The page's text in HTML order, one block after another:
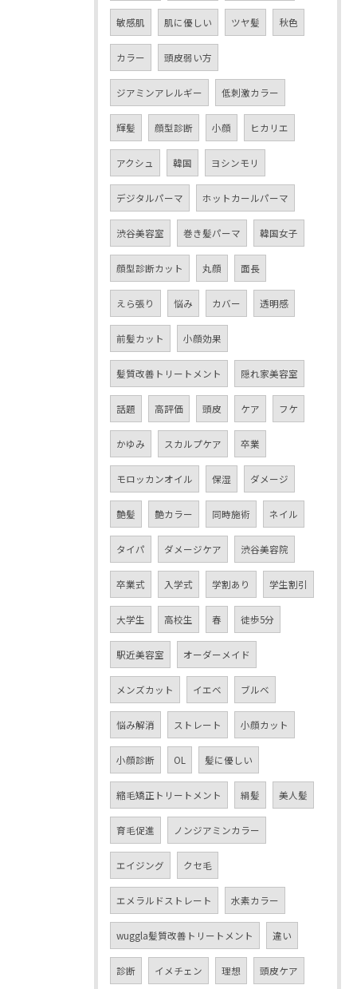
敏感肌 肌に優しい ツヤ髪 秋色
カラー 頭皮弱い方
ジアミンアレルギー 低刺激カラー
輝髪 顔型診断 小顔 ヒカリエ
アクシュ 韓国 ヨシンモリ
デジタルパーマ ホットカールパーマ
渋谷美容室 巻き髪パーマ 韓国女子
顔型診断カット 丸顔 面長
えら張り 悩み カバー 透明感
前髪カット 小顔効果
髪質改善トリートメント 隠れ家美容室
話題 高評価 頭皮 ケア フケ
かゆみ スカルプケア 卒業
モロッカンオイル 保湿 ダメージ
艶髪 艶カラー 同時施術 ネイル
タイパ ダメージケア 渋谷美容院
卒業式 入学式 学割あり 学生割引
大学生 高校生 春 徒歩5分
駅近美容室 オーダーメイド
メンズカット イエベ ブルベ
悩み解消 ストレート 小顔カット
小顔診断 OL 髪に優しい
縮毛矯正トリートメント 絹髪 美人髪
育毛促進 ノンジアミンカラー
エイジング クセ毛
エメラルドストレート 水素カラー
wuggla髪質改善トリートメント 違い
診断 イメチェン 理想 頭皮ケア